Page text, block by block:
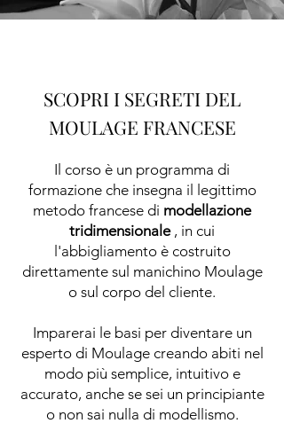
SCOPRI I SEGRETI DEL
MOULAGE FRANCESE
Il corso è un programma di
formazione che insegna il legittimo
metodo francese di modellazione
tridimensionale, in cui
l'abbigliamento è costruito
direttamente sul manichino Moulage
o sul corpo del cliente.
Imparerai le basi per diventare un
esperto di Moulage creando abiti nel
modo più semplice, intuitivo e
accurato, anche se sei un principiante
o non sai nulla di modellismo.